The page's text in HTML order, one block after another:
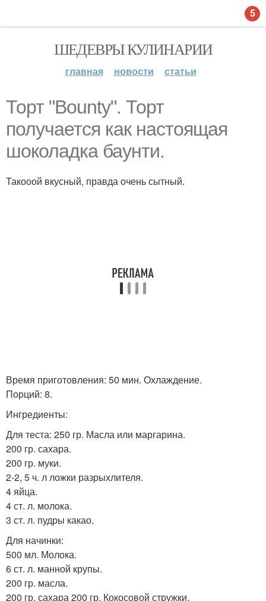
ШЕДЕВРЫ КУЛИНАРИИ
главная новости статьи
Торт "Bounty". Торт
получается как настоящая
шоколадка баунти.
Такооой вкусный, правда очень сытный.
Время приготовления: 50 мин. Охлаждение.
Порций: 8.
Ингредиенты:
Для теста: 250 гр. Масла или маргарина.
200 гр. сахара.
200 гр. муки.
2-2, 5 ч. л ложки разрыхлителя.
4 яйца.
4 ст. л. молока.
3 ст. л. пудры какао.
Для начинки:
500 мл. Молока.
6 ст. л. манной крупы.
200 гр. масла.
200 гр. сахара 200 гр. Кокосовой стружки.
5